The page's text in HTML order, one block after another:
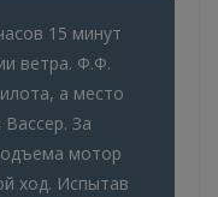
15 минут
ветра. Ф.Ф.
а место
За
мотор
ход. Испытав